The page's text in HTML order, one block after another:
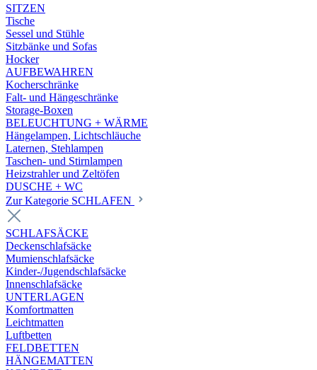
SITZEN
Tische
Sessel und Stühle
Sitzbänke und Sofas
Hocker
AUFBEWAHREN
Kocherschränke
Falt- und Hängeschränke
Storage-Boxen
BELEUCHTUNG + WÄRME
Hängelampen, Lichtschläuche
Laternen, Stehlampen
Taschen- und Stirnlampen
Heizstrahler und Zeltöfen
DUSCHE + WC
Zur Kategorie SCHLAFEN
SCHLAFSÄCKE
Deckenschlafsäcke
Mumienschlafsäcke
Kinder-/Jugendschlafsäcke
Innenschlafsäcke
UNTERLAGEN
Komfortmatten
Leichtmatten
Luftbetten
FELDBETTEN
HÄNGEMATTEN